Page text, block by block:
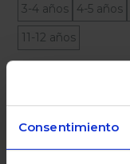
Consentimiento
3-4 años 4-5 años
11-12 años